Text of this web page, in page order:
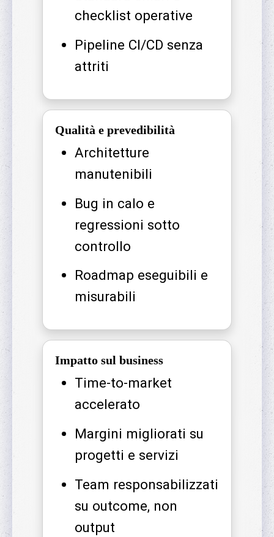
checklist operative
Pipeline CI/CD senza
attriti
Qualità e prevedibilità
Architetture
manutenibili
Bug in calo e
regressioni sotto
controllo
Roadmap eseguibili e
misurabili
Impatto sul business
Time-to-market
accelerato
Margini migliorati su
progetti e servizi
Team responsabilizzati
su outcome, non
output